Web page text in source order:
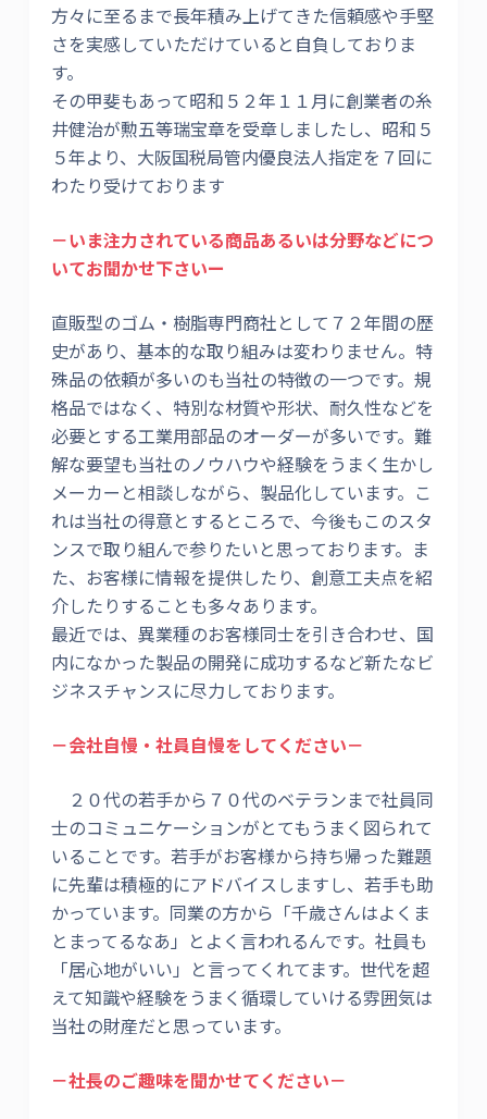
方々に至るまで長年積み上げてきた信頼感や手堅
さを実感していただけていると自負しておりま
す。
その甲斐もあって昭和５２年１１月に創業者の糸
井健治が勲五等瑞宝章を受章しましたし、昭和５
５年より、大阪国税局管内優良法人指定を７回に
わたり受けております
－いま注力されている商品あるいは分野などにつ
いてお聞かせ下さいー
直販型のゴム・樹脂専門商社として７２年間の歴
史があり、基本的な取り組みは変わりません。特
殊品の依頼が多いのも当社の特徴の一つです。規
格品ではなく、特別な材質や形状、耐久性などを
必要とする工業用部品のオーダーが多いです。難
解な要望も当社のノウハウや経験をうまく生かし
メーカーと相談しながら、製品化しています。こ
れは当社の得意とするところで、今後もこのスタ
ンスで取り組んで参りたいと思っております。ま
た、お客様に情報を提供したり、創意工夫点を紹
介したりすることも多々あります。
最近では、異業種のお客様同士を引き合わせ、国
内になかった製品の開発に成功するなど新たなビ
ジネスチャンスに尽力しております。
－会社自慢・社員自慢をしてください－
２０代の若手から７０代のベテランまで社員同
士のコミュニケーションがとてもうまく図られて
いることです。若手がお客様から持ち帰った難題
に先輩は積極的にアドバイスしますし、若手も助
かっています。同業の方から「千歳さんはよくま
とまってるなあ」とよく言われるんです。社員も
「居心地がいい」と言ってくれてます。世代を超
えて知識や経験をうまく循環していける雰囲気は
当社の財産だと思っています。
－社長のご趣味を聞かせてください－